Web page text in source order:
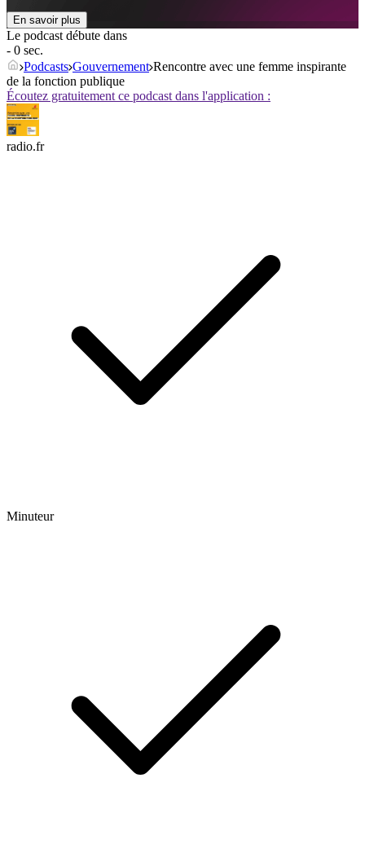
En savoir plus
Le podcast débute dans
- 0 sec.
Podcasts Gouvernement Rencontre avec une femme inspirante
de la fonction publique
Écoutez gratuitement ce podcast dans l'application :
radio.fr
Minuteur